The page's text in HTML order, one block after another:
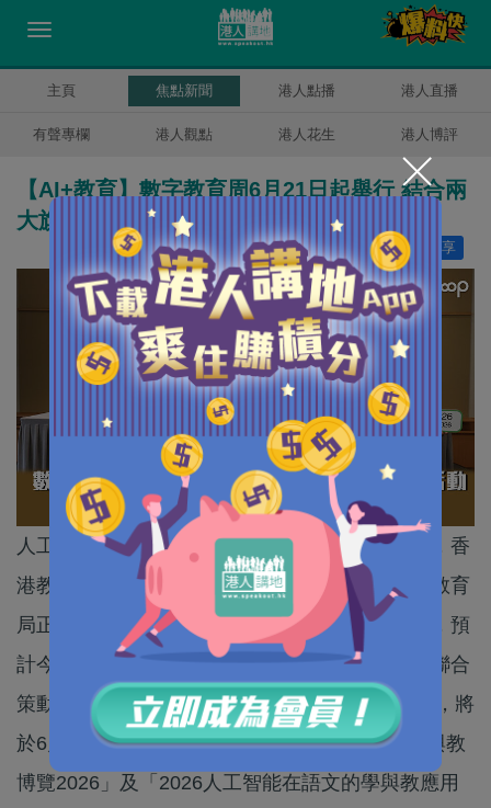
主頁 焦點新聞 港人點播 港人直播
有聲專欄 港人觀點 港人花生 港人博評
【AI+教育】數字教育周6月21日起舉行 結合兩
大旗艦活動 探討透過AI全面提升學與教效能
分享
讚好 1
人工智能正以前所未有的速度重塑全球教育生態，香
港教育界正處於加速數字轉型的關鍵階段，香港教育
局正密鑼緊鼓制定《中小學數字教育發展藍圖》，預
計今年內正式發表。由香港教育局及香港教育城聯合
策動的年度教育科技界盛事「數字教育周2026」，將
於6月21日至27日舉行，結合兩大旗艦活動「學與教
博覽2026」及「2026人工智能在語文的學與教應用